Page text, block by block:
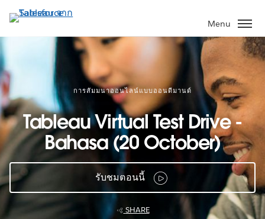
ไป
ที่
เนื้อหา
หลัก
Menu
การสัมมนาออนไลน์แบบออนดีมานด์
Tableau Virtual Test Drive -
Bahasa (20 October)
รับชมตอนนี้
SHARE